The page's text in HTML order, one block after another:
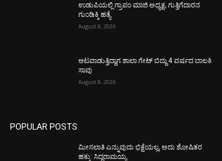
ಉಡುಪಿಯಲ್ಲಿ ಗ್ರಾಪಂ ಮಾಜಿ ಅಧ್ಯಕ್ಷ, ಗುತ್ತಿಗೆದಾರನ
ಗುಂಡಿಕ್ಕಿ ಹತ್ಯೆ
August 8, 2026
ಆಟವಾಡುತ್ತಿದ್ದಾಗ ಶಾಲಾ ಗೇಟ್‌ ಬಿದ್ದು 4 ವರ್ಷದ ಬಾಲಕಿ
ಸಾವು
August 8, 2026
POPULAR POSTS
ಮೀಸಲಾತಿ ಎನ್ನುವುದು ಭಿಕ್ಷೆಯಲ್ಲ, ಅದು ಶೋಷಿತರ
ಹಕ್ಕು: ಸಿದ್ದರಾಮಯ್ಯ